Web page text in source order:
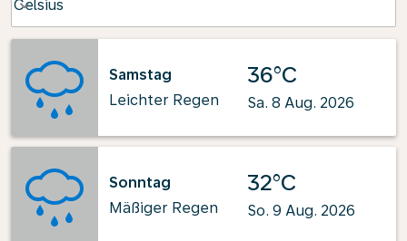
Celsius
keyboard_arrow_down
Samstag
Leichter Regen
36°C
Sa. 8 Aug. 2026
Sonntag
Mäßiger Regen
32°C
So. 9 Aug. 2026